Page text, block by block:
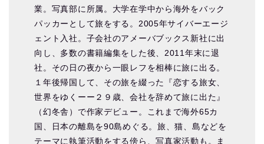
業。写真部に所属。大学在学中から海外をバック
パッカーとして旅をする。2005年サイバーエージ
ェント入社。子会社のアメーバブックス新社に出
向し、多数の書籍編集をした後、2011年末に退
社。その日の夜から一眼レフを相棒に旅に出る。
１年後帰国して、その旅を綴った『恋する旅女、
世界をゆくーー２９歳、会社を辞めて旅に出た』
（幻冬舎）で作家デビュー。これまで海外65カ
国、日本の離島を90島めぐる。旅、猫、島などを
テーマに執筆活動をする傍ら、写真家活動も。ま